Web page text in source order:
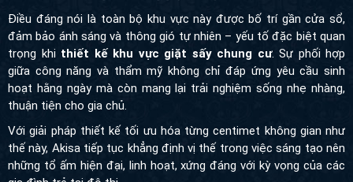
Điều đáng nói là toàn bộ khu vực này được bố trí gần cửa sổ,
đảm bảo ánh sáng và thông gió tự nhiên – yếu tố đặc biệt quan
trọng khi thiết kế khu vực giặt sấy chung cư. Sự phối hợp giữa
công năng và thẩm mỹ không chỉ đáp ứng yêu cầu sinh hoạt
hằng ngày mà còn mang lại trải nghiệm sống nhẹ nhàng, thuận
tiện cho gia chủ.
Với giải pháp thiết kế tối ưu hóa từng centimet không gian như thế
này, Akisa tiếp tục khẳng định vị thế trong việc sáng tạo nên
những tổ ấm hiện đại, linh hoạt, xứng đáng với kỳ vọng của các
gia đình trẻ tại đô thị.